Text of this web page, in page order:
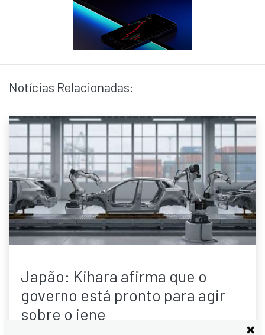
Notícias Relacionadas:
Japão: Kihara afirma que o
governo está pronto para agir
sobre o iene